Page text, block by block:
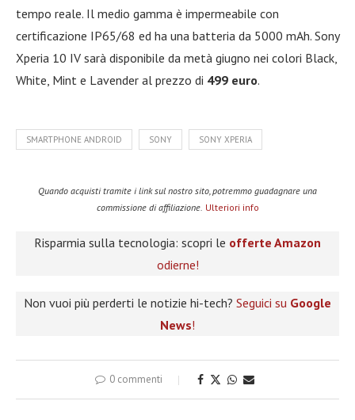
tempo reale. Il medio gamma è impermeabile con
certificazione IP65/68 ed ha una batteria da 5000 mAh. Sony
Xperia 10 IV sarà disponibile da metà giugno nei colori Black,
White, Mint e Lavender al prezzo di 499 euro.
SMARTPHONE ANDROID SONY SONY XPERIA
Quando acquisti tramite i link sul nostro sito, potremmo guadagnare una
commissione di affiliazione. Ulteriori info
Risparmia sulla tecnologia: scopri le offerte Amazon
odierne!
Non vuoi più perderti le notizie hi-tech? Seguici su Google
News!
0 commenti